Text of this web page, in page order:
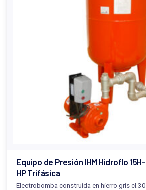
Equipo de Presión IHM Hidroflo
HP Trifásica
Electrobomba construida en hierro gris